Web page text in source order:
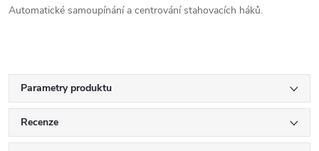
Automatické samoupínání a centrování stahovacích háků.
Parametry produktu
Recenze